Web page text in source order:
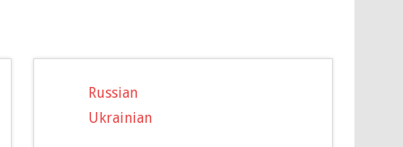
Russian
Ukrainian